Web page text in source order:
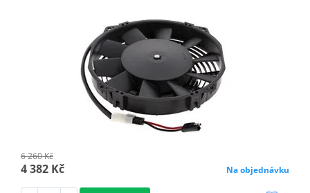
6 260 Kč
4 382 Kč Na objednávku